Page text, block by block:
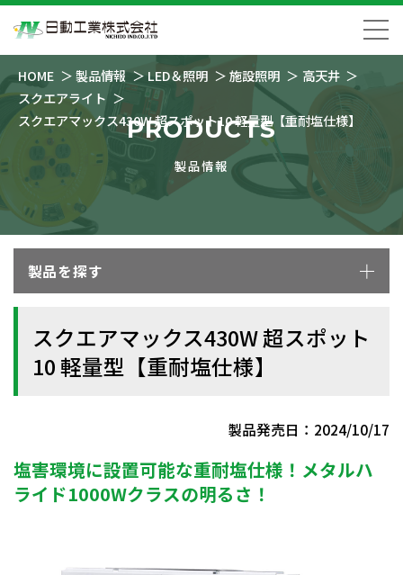
HOME 製品情報 LED＆照明 施設照明
高天井
スクエアライト
スクエアマックス430W 超スポット10 軽量型【重耐塩仕様】
PRODUCTS
製品情報
製品を探す
スクエアマックス430W 超スポット
10 軽量型【重耐塩仕様】
製品発売日：2024/10/17
塩害環境に設置可能な重耐塩仕様！メタルハ
ライド1000Wクラスの明るさ！